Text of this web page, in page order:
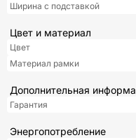
Ширина с подставкой
Цвет и материал
Цвет
Материал рамки
Дополнительная
Гарантия
Энергопотребление